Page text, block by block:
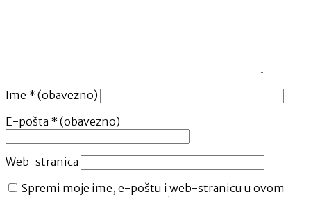
Ime * (obavezno)
E-pošta * (obavezno)
Web-stranica
Spremi moje ime, e-poštu i web-stranicu u ovom